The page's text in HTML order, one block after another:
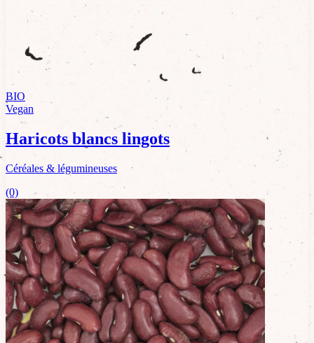
BIO
Vegan
Haricots blancs lingots
Céréales & légumineuses
(0)